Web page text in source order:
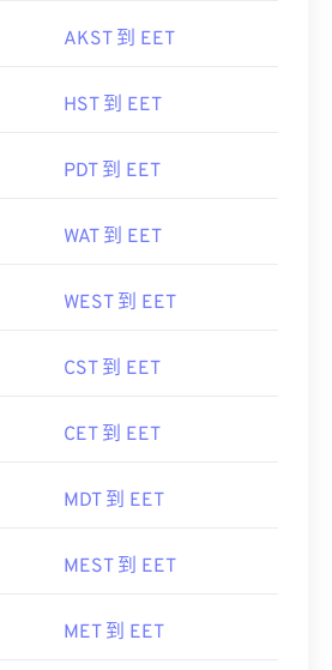
AKST 到 EET
HST 到 EET
PDT 到 EET
WAT 到 EET
WEST 到 EET
CST 到 EET
CET 到 EET
MDT 到 EET
MEST 到 EET
MET 到 EET